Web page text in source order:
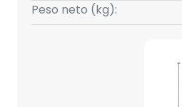
Peso neto (kg):